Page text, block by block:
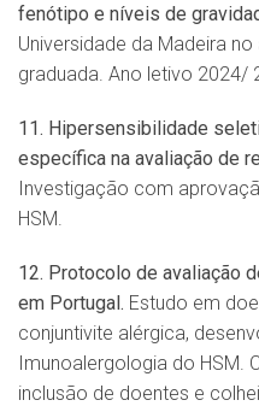
fenótipo e níveis de
Universidade da Madeira
graduada. Ano letivo 2024/
11. Hipersensibilidade
específica na avaliação de
Investigação com
HSM.
12. Protocolo de avaliação
em Portugal. Estudo em
conjuntivite alérgica,
Imunoalergologia do HSM.
inclusão de doentes e